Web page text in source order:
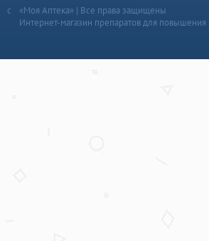
«Моя Аптека» | Все права защищены
Интернет-магазин препаратов для